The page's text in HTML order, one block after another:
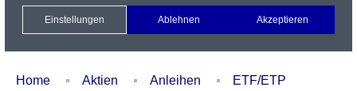
Xetra Realtime
Watchlist Portfolio Login
Home Aktien Anleihen
ETF/ETP
Einstellungen Ablehnen Akzeptieren